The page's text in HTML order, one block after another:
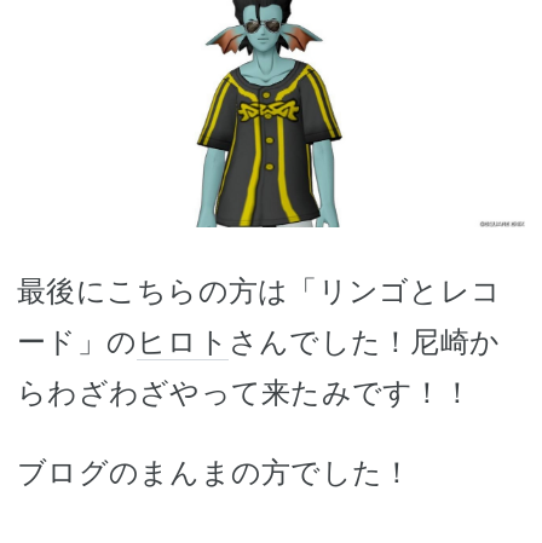
最後にこちらの方は「リンゴとレコ
ード」の ヒロト さんでした！尼崎か
らわざわざやって来たみです！！
ブログのまんまの方でした！